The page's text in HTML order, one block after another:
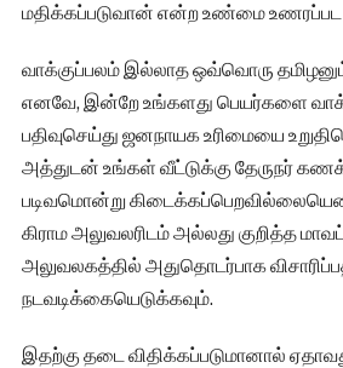
மதிக்கப்படுவான் என்ற உண்மை
வாக்குப்பலம் இல்லாத ஒவ்வொரு தமிழனும்
எனவே, இன்றே உங்களது பெயர்களை
பதிவுசெய்து ஜனநாயக உரிமையை
அத்துடன் உங்கள் வீட்டுக்கு தேருநர்
படிவமொன்று
கிராம அலுவலரிடம் அல்லது குறித்த
அலுவலகத்தில் அதுதொடர்பாக
நடவடிக்கையெடுக்கவும்.
இதற்கு தடை விதிக்கப்படுமானால்